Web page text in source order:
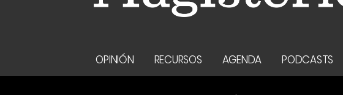
OPINIÓN RECURSOS AGENDA PODCASTS